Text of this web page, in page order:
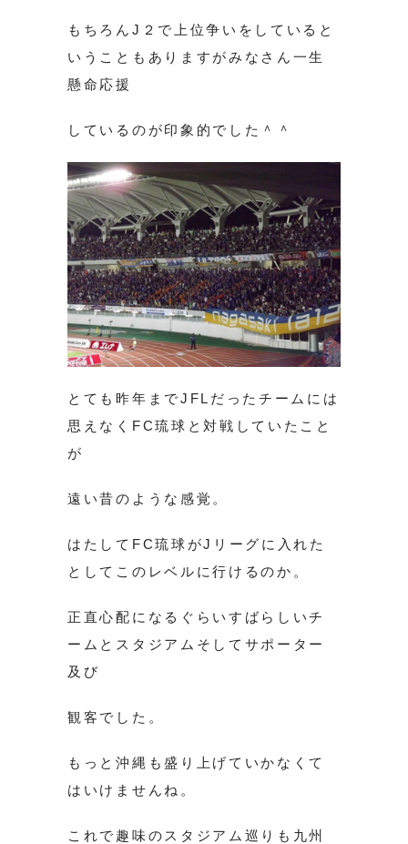
もちろんJ２で上位争いをしていると
いうこともありますがみなさん一生
懸命応援
しているのが印象的でした＾＾
とても昨年までJFLだったチームには
思えなくFC琉球と対戦していたこと
が
遠い昔のような感覚。
はたしてFC琉球がJリーグに入れた
としてこのレベルに行けるのか。
正直心配になるぐらいすばらしいチ
ームとスタジアムそしてサポーター
及び
観客でした。
もっと沖縄も盛り上げていかなくて
はいけませんね。
これで趣味のスタジアム巡りも九州